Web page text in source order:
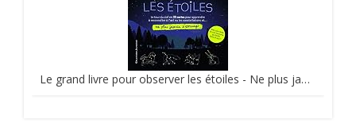
Le grand livre pour observer les étoiles - Ne plus jamais s'ennuyer - de 9 à 12 ans